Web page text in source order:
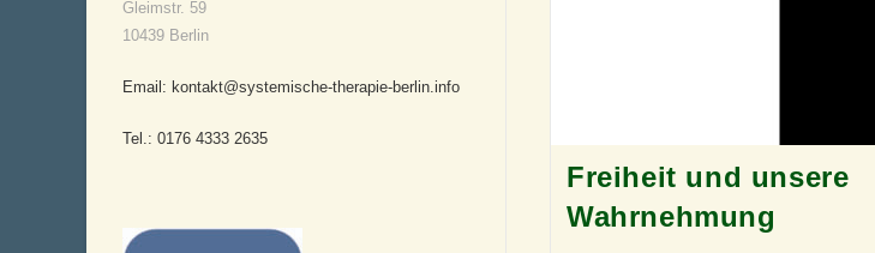
Gleimstr. 59
10439 Berlin
Email: kontakt@systemische-therapie-berlin.info
Tel.: 0176 4333 2635
Freiheit und unsere
Wahrnehmung